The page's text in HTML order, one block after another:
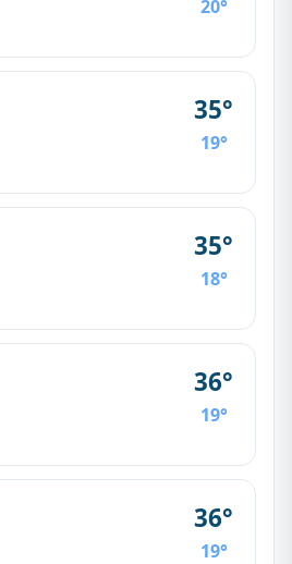
20°
35°
19°
35°
18°
36°
19°
36°
19°